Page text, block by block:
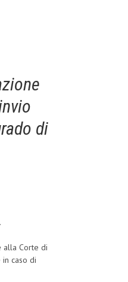
di
alla Corte di
caso di